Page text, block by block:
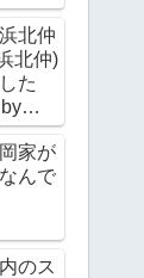
北仲
北仲)
た
星
家が
んで
のス